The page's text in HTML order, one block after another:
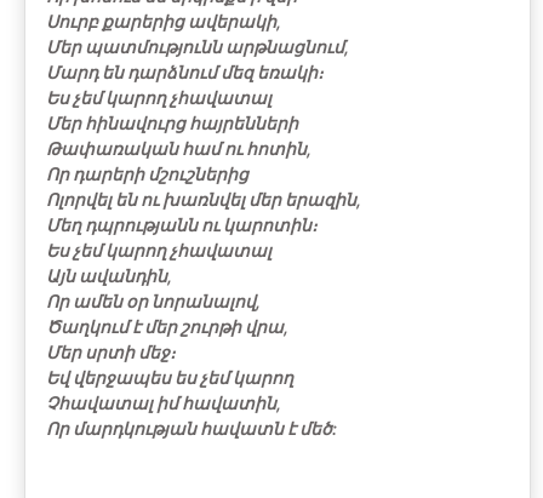
Սուրբ քարերից ավերակի,
Մեր պատմությունն արթնացնում,
Մարդ են դարձնում մեզ եռակի։
Ես չեմ կարող չհավատալ
Մեր հինավուրց հայրենների
Թափառական համ ու հոտին,
Որ դարերի մշուշներից
Ոլորվել են ու խառնվել մեր երազին,
Մեղ դպրությանն ու կարոտին։
Ես չեմ կարող չհավատալ
Այն ավանդին,
Որ ամեն օր նորանալով,
Ծաղկում է մեր շուրթի վրա,
Մեր սրտի մեջ։
Եվ վերջապես ես չեմ կարող
Չհավատալ իմ հավատին,
Որ մարդկության հավատն է մեծ: